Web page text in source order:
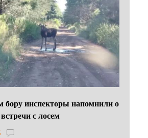
бору инспекторы напомнили о
с лосем